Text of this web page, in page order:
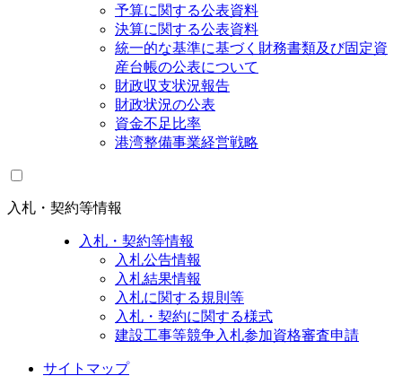
予算に関する公表資料
決算に関する公表資料
統一的な基準に基づく財務書類及び固定資
産台帳の公表について
財政収支状況報告
財政状況の公表
資金不足比率
港湾整備事業経営戦略
入札・契約等情報
入札・契約等情報
入札公告情報
入札結果情報
入札に関する規則等
入札・契約に関する様式
建設工事等競争入札参加資格審査申請
サイトマップ